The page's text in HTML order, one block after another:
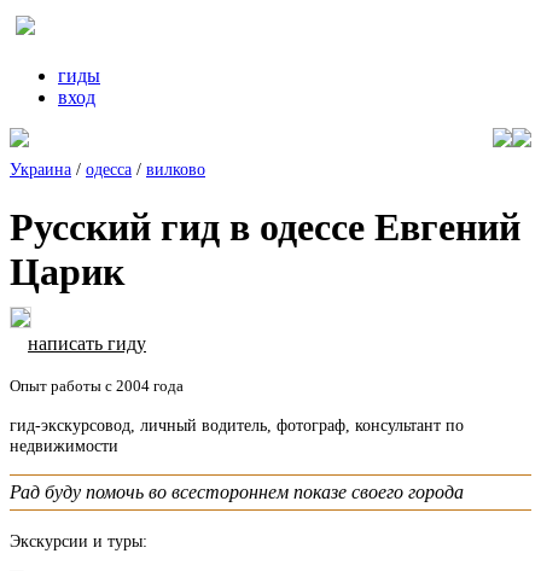
гиды
вход
Украина / одесса / вилково
Русский гид в одессе Евгений
Царик
написать гиду
Опыт работы с 2004 года
гид-экскурсовод, личный водитель, фотограф, консультант по
недвижимости
Рад буду помочь во всестороннем показе своего города
Экскурсии и туры: